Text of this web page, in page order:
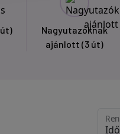
Nagyutazóknak
ajánlott (3 út)